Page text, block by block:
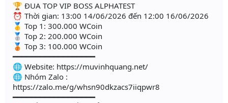
🏆 ĐUA TOP VIP BOSS ALPHATEST
⏰ Thời gian: 13:00 14/06/2026 đến 12:00 16/06/2026
🥇 Top 1: 300.000 WCoin
🥈 Top 2: 200.000 WCoin
🥉 Top 3: 100.000 WCoin
━━━━━━━━━━━━━━━━━━
🌐 Website: https://muvinhquang.net/
🌐 Nhóm Zalo :
https://zalo.me/g/whsn90dkzacs7iiqpwr8
━━━━━━━━━━━━━━━━━━